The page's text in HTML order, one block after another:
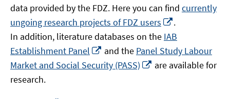
data provided by the FDZ. Here you can find currently
ungoing research projects of FDZ users
neuem
Fenster
öffnen
.
In addition, literature databases on the IAB
Establishment Panel
In
neuem
Fenster
and the Panel Study Labour
Market and Social Security (PASS)
In
are available for
research.